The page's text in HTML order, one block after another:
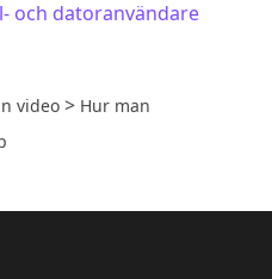
och datoranvändare
video > Hur man